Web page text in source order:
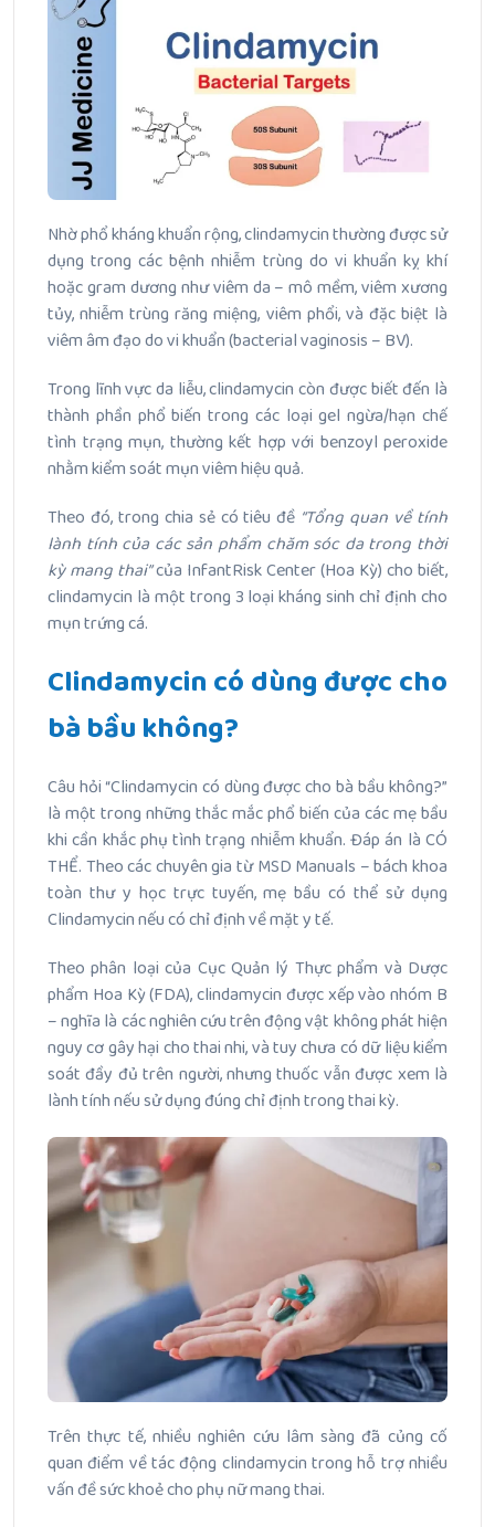
Nhờ phổ kháng khuẩn rộng, clindamycin thường được sử
dụng trong các bệnh nhiễm trùng do vi khuẩn kỵ khí
hoặc gram dương như viêm da – mô mềm, viêm xương
tủy, nhiễm trùng răng miệng, viêm phổi, và đặc biệt là
viêm âm đạo do vi khuẩn (bacterial vaginosis – BV).
Trong lĩnh vực da liễu, clindamycin còn được biết đến là
thành phần phổ biến trong các loại gel ngừa/hạn chế
tình trạng mụn, thường kết hợp với benzoyl peroxide
nhằm kiểm soát mụn viêm hiệu quả.
Theo đó, trong chia sẻ có tiêu đề “Tổng quan về tính
lành tính của các sản phẩm chăm sóc da trong thời
kỳ mang thai”của InfantRisk Center (Hoa Kỳ) cho biết,
clindamycin là một trong 3 loại kháng sinh chỉ định cho
mụn trứng cá.
Clindamycin có dùng được cho
bà bầu không?
Câu hỏi “Clindamycin có dùng được cho bà bầu không?”
là một trong những thắc mắc phổ biến của các mẹ bầu
khi cần khắc phụ tình trạng nhiễm khuẩn. Đáp án là CÓ
THỂ. Theo các chuyên gia từ MSD Manuals – bách khoa
toàn thư y học trực tuyến, mẹ bầu có thể sử dụng
Clindamycin nếu có chỉ định về mặt y tế.
Theo phân loại của Cục Quản lý Thực phẩm và Dược
phẩm Hoa Kỳ (FDA), clindamycin được xếp vào nhóm B
– nghĩa là các nghiên cứu trên động vật không phát hiện
nguy cơ gây hại cho thai nhi, và tuy chưa có dữ liệu kiểm
soát đầy đủ trên người, nhưng thuốc vẫn được xem là
lành tính nếu sử dụng đúng chỉ định trong thai kỳ.
Trên thực tế, nhiều nghiên cứu lâm sàng đã củng cố
quan điểm về tác động clindamycin trong hỗ trợ nhiều
vấn đề sức khoẻ cho phụ nữ mang thai.